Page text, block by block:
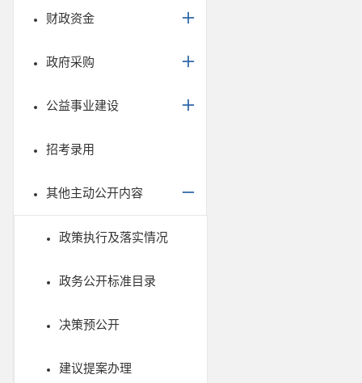
财政资金
政府采购
公益事业建设
招考录用
其他主动公开内容
政策执行及落实情况
政务公开标准目录
决策预公开
建议提案办理